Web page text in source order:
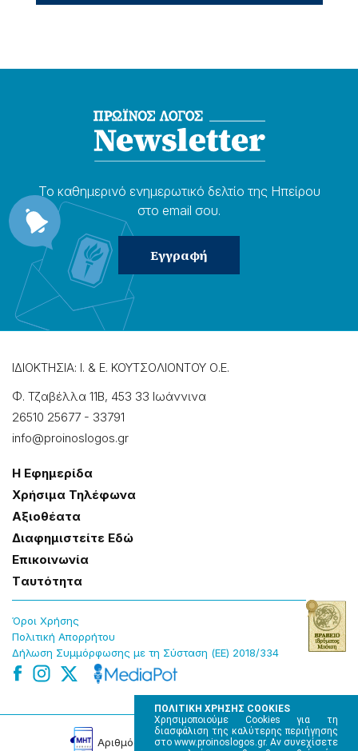
ΠΟΛΙΤΙΚΗ ΧΡΗΣΗΣ COOKIES
Χρησιμοποιούμε Cookies για τη
διασφάλιση της καλύτερης περιήγησης
στο www.proinoslogos.gr. Αν συνεχίσετε
Το καθημερɩνό ενημερωτɩκό δελτίο της Ηπείρου
στο email σου.
ΙΔΙΟΚΤΗΣΙΑ: Ι. & Ε. ΚΟΥΤΣΟΛΙΟΝΤΟΥ Ο.Ε.
Φ. Τζαβέλλα 11Β, 453 33 Ιωάννɩνα
26510 25677 - 33791
info@proinoslogos.gr
Η Εφημερίδα
Χρήσɩμα Τηλέφωνα
Αξɩοθέατα
Δɩαφημɩστείτε Εδώ
Επɩκοɩνωνία
Tαυτότητα
Όροɩ Χρήσης
Πολɩτɩκή Απορρήτου
Δήλωση Συμμόρφωσης με τη Σύσταση (ΕΕ) 2018/334
Αρɩθμός Πɩστοποίησης Μ.Η.Τ. 220242